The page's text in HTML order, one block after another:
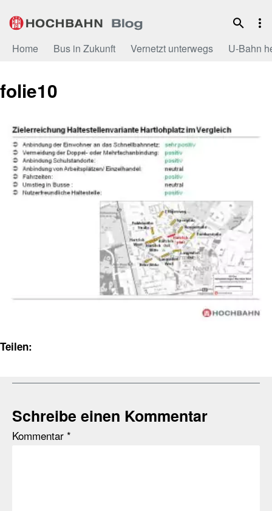
Inhalt
Home Bus in Zukunft Vernetzt unterwegs U-Bahn
folie10
Teilen:
Schreibe einen Kommentar
Kommentar *